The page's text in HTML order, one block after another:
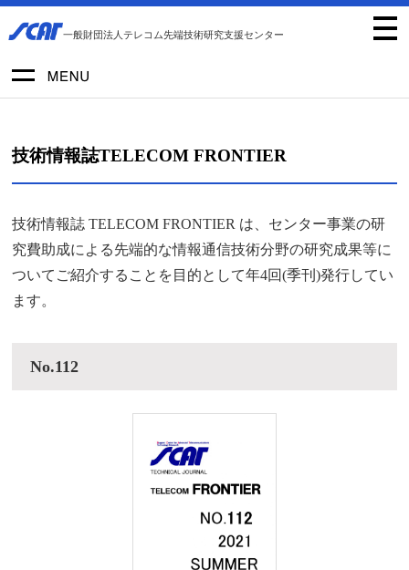
一般財団法人テレコム先端技術研究支援センター
技術情報誌TELECOM FRONTIER
技術情報誌 TELECOM FRONTIER は、センター事業の研
究費助成による先端的な情報通信技術分野の研究成果等に
ついてご紹介することを目的として年4回(季刊)発行してい
ます。
No.112